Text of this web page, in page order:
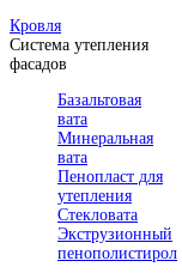
Кровля
Система утепления
фасадов
Базальтовая
вата
Минеральная
вата
Пенопласт для
утепления
Стекловата
Экструзионный
пенополистирол